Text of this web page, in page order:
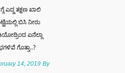
ಎದ್ದ ತಕ್ಷಣ ಖಾಲಿ
ಬಿಸಿ ನೀರು
ಏನೆಲ್ಲಾ
ಗೊತ್ತಾ..?
14, 2019 By